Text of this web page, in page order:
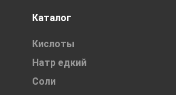
Каталог
Кислоты
Натр едкий
Соли